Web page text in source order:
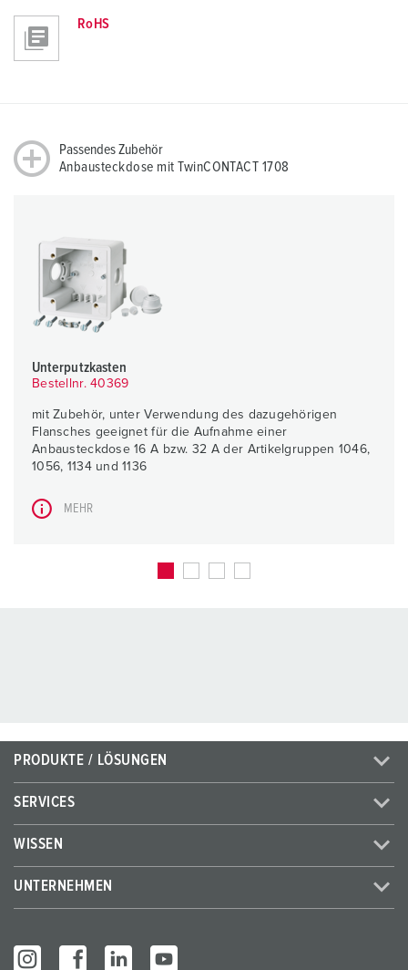
RoHS
Passendes Zubehör
Anbausteckdose mit TwinCONTACT 1708
Unterputzkasten
Bestellnr. 40369
mit Zubehör, unter Verwendung des dazugehörigen
Flansches geeignet für die Aufnahme einer
Anbausteckdose 16 A bzw. 32 A der Artikelgruppen 1046,
1056, 1134 und 1136
MEHR
PRODUKTE / LÖSUNGEN
SERVICES
WISSEN
UNTERNEHMEN